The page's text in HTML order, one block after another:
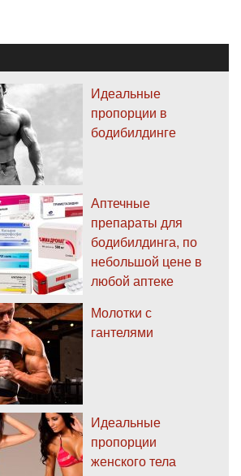
Идеальные
пропорции в
бодибилдинге
Аптечные
препараты для
бодибилдинга, по
небольшой цене в
любой аптеке
Молотки с
гантелями
Идеальные
пропорции
женского тела